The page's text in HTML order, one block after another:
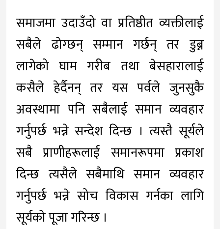
समाजमा उदाउँदो वा प्रतिष्ठीत व्यक्तीलाई
सबैले ढोग्छन् सम्मान गर्छन् तर डुब्न
लागेको घाम गरीब तथा बेसहारालाई
कसैले हेर्दैनन् तर यस पर्वले जुनसुकै
अवस्थामा पनि सबैलाई समान व्यवहार
गर्नुपर्छ भन्ने सन्देश दिन्छ । त्यस्तै सूर्यले
सबै प्राणीहरूलाई समानरूपमा प्रकाश
दिन्छ त्यसैले सबैमाथि समान व्यवहार
गर्नुपर्छ भन्ने सोच विकास गर्नका लागि
सूर्यको पूजा गरिन्छ ।